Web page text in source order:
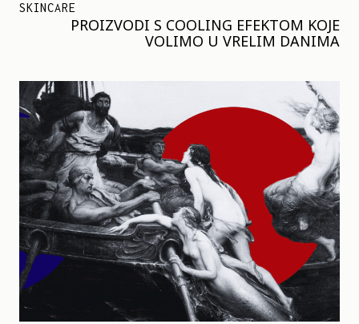
SKINCARE
PROIZVODI S COOLING EFEKTOM KOJE
VOLIMO U VRELIM DANIMA